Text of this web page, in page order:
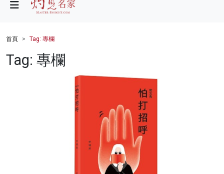
財經
首頁 Tag: 專欄
Tag: 專欄